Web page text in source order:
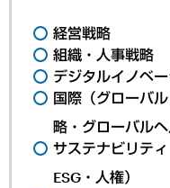
経営戦略
組織・人事戦略
デジタルイノベ
国際（グローバ
略・グローバルヘ
サステナビリテ
ESG・人権）